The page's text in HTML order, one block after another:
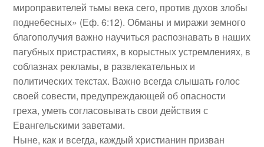
мироправителей тьмы века сего, против духов злобы
поднебесных» (Еф. 6:12). Обманы и миражи земного
благополучия важно научиться распознавать в наших
пагубных пристрастиях, в корыстных устремлениях, в
соблазнах рекламы, в развлекательных и
политических текстах. Важно всегда слышать голос
своей совести, предупреждающей об опасности
греха, уметь согласовывать свои действия с
Евангельскими заветами.
Ныне, как и всегда, каждый христианин призван